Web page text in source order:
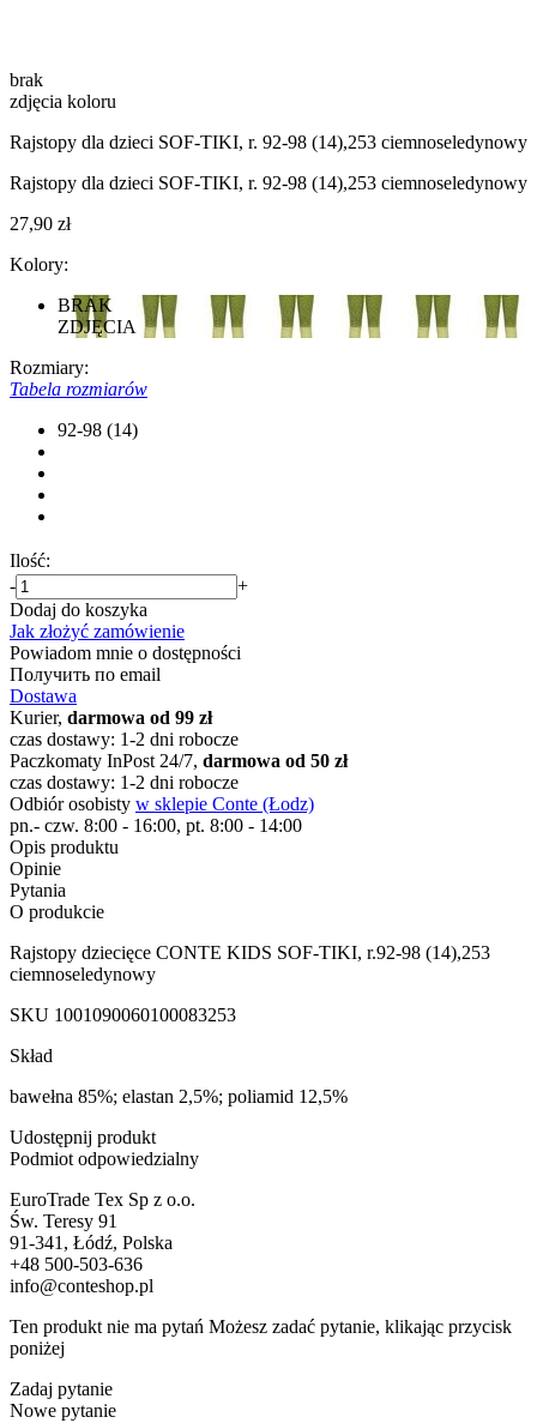
brak
zdjęcia koloru
Rajstopy dla dzieci SOF-TIKI, r. 92-98 (14),253 ciemnoseledynowy
Rajstopy dla dzieci SOF-TIKI, r. 92-98 (14),253 ciemnoseledynowy
27,90 zł
Kolory:
BRAK
ZDJĘCIA
Rozmiary:
Tabela rozmiarów
92-98 (14)
Ilość:
-
+
Dodaj do koszyka
Jak złożyć zamówienie
Powiadom mnie o dostępności
Получить по email
Dostawa
Kurier, darmowa od 99 zł
czas dostawy: 1-2 dni robocze
Paczkomaty InPost 24/7, darmowa od 50 zł
czas dostawy: 1-2 dni robocze
Odbiór osobisty w sklepie Conte (Łodz)
pn.- czw. 8:00 - 16:00, pt. 8:00 - 14:00
Opis produktu
Opinie
Pytania
O produkcie
Rajstopy dziecięce CONTE KIDS SOF-TIKI, r.92-98 (14),253
ciemnoseledynowy
SKU 1001090060100083253
Skład
bawełna 85%; elastan 2,5%; poliamid 12,5%
Udostępnij produkt
Podmiot odpowiedzialny
EuroTrade Tex Sp z o.o.
Św. Teresy 91
91-341, Łódź, Polska
+48 500-503-636
info@conteshop.pl
Ten produkt nie ma pytań Możesz zadać pytanie, klikając przycisk
poniżej
Zadaj pytanie
Nowe pytanie